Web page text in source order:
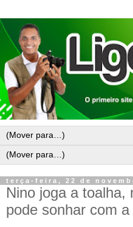
terça-feira, 22 de
Nino joga a toalha,
pode sonhar com a